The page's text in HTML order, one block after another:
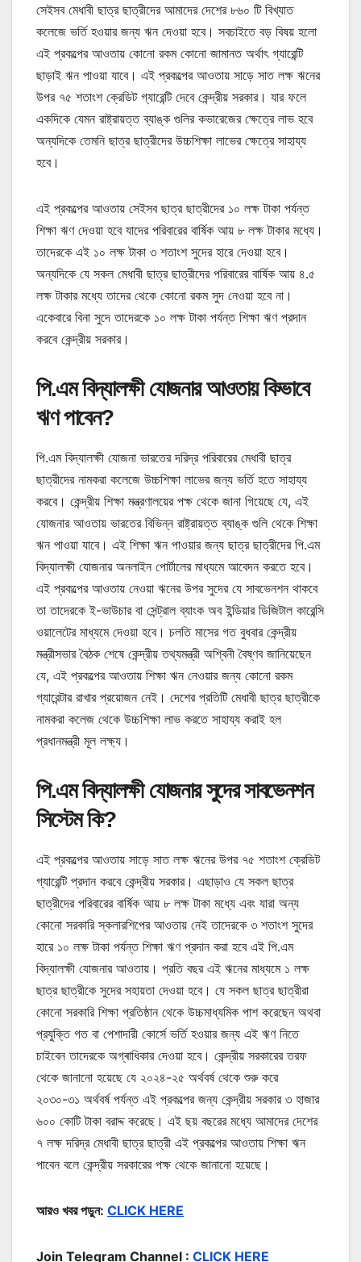
সেইসব মেধাবী ছাত্র ছাত্রীদের আমাদের দেশের ৮৬০ টি বিখ্যাত
কলেজে ভর্তি হওয়ার জন্য ঋন দেওয়া হবে। সবচাইতে বড় বিষয় হলো
এই প্রকল্পের আওতায় কোনো রকম কোনো জামানত অর্থাৎ গ্যারেন্টি
ছাড়াই ঋন পাওয়া যাবে। এই প্রকল্পের আওতায় সাড়ে সাত লক্ষ ঋনের
উপর ৭৫ শতাংশ ক্রেডিট গ্যারেন্টি দেবে কেন্দ্রীয় সরকার। যার ফলে
একদিকে যেমন রাষ্ট্রায়ত্ত ব্যাঙ্ক গুলির কভারেজের ক্ষেত্রে লাভ হবে
অন্যদিকে তেমনি ছাত্র ছাত্রীদের উচ্চশিক্ষা লাভের ক্ষেত্রে সাহায্য
হবে।
এই প্রকল্পের আওতায় সেইসব ছাত্র ছাত্রীদের ১০ লক্ষ টাকা পর্যন্ত
শিক্ষা ঋণ দেওয়া হবে যাদের পরিবারের বার্ষিক আয় ৮ লক্ষ টাকার মধ্যে।
তাদেরকে এই ১০ লক্ষ টাকা ৩ শতাংশ সুদের হারে দেওয়া হবে।
অন্যদিকে যে সকল মেধাবী ছাত্র ছাত্রীদের পরিবারের বার্ষিক আয় ৪.৫
লক্ষ টাকার মধ্যে তাদের থেকে কোনো রকম সুদ নেওয়া হবে না।
একেবারে বিনা সুদে তাদেরকে ১০ লক্ষ টাকা পর্যন্ত শিক্ষা ঋণ প্রদান
করবে কেন্দ্রীয় সরকার।
পি.এম বিদ্যালক্ষী যোজনার আওতায় কিভাবে
ঋণ পাবেন?
পি.এম বিদ্যালক্ষী যোজনা ভারতের দরিদ্র পরিবারের মেধাবী ছাত্র
ছাত্রীদের নামকরা কলেজে উচ্চশিক্ষা লাভের জন্য ভর্তি হতে সাহায্য
করবে। কেন্দ্রীয় শিক্ষা মন্ত্রণালয়ের পক্ষ থেকে জানা গিয়েছে যে, এই
যোজনার আওতায় ভারতের বিভিন্ন রাষ্ট্রায়ত্ত ব্যাঙ্ক গুলি থেকে শিক্ষা
ঋন পাওয়া যাবে। এই শিক্ষা ঋন পাওয়ার জন্য ছাত্র ছাত্রীদের পি.এম
বিদ্যালক্ষী যোজনার অনলাইন পোর্টালের মাধ্যমে আবেদন করতে হবে।
এই প্রকল্পের আওতায় নেওয়া ঋনের উপর সুদের যে সাবভেনশন থাকবে
তা তাদেরকে ই-ভাউচার বা সেন্ট্রাল ব্যাংক অব ইন্ডিয়ার ডিজিটাল কারেন্সি
ওয়ালেটের মাধ্যমে দেওয়া হবে। চলতি মাসের গত বুধবার কেন্দ্রীয়
মন্ত্রীসভার বৈঠক শেষে কেন্দ্রীয় তথ্যমন্ত্রী অশ্বিনী বৈষ্ণব জানিয়েছেন
যে, এই প্রকল্পের আওতায় শিক্ষা ঋন নেওয়ার জন্য কোনো রকম
গ্যারেন্টার রাখার প্রয়োজন নেই। দেশের প্রতিটি মেধাবী ছাত্র ছাত্রীকে
নামকরা কলেজ থেকে উচ্চশিক্ষা লাভ করতে সাহায্য করাই হল
প্রধানমন্ত্রী মূল লক্ষ্য।
পি.এম বিদ্যালক্ষী যোজনার সুদের সাবভেনশন
সিস্টেম কি?
এই প্রকল্পের আওতায় সাড়ে সাত লক্ষ ঋনের উপর ৭৫ শতাংশ ক্রেডিট
গ্যারেন্টি প্রদান করবে কেন্দ্রীয় সরকার। এছাড়াও যে সকল ছাত্র
ছাত্রীদের পরিবারের বার্ষিক আয় ৮ লক্ষ টাকা মধ্যে এবং যারা অন্য
কোনো সরকারি স্কলারশিপের আওতায় নেই তাদেরকে ৩ শতাংশ সুদের
হারে ১০ লক্ষ টাকা পর্যন্ত শিক্ষা ঋণ প্রদান করা হবে এই পি.এম
বিদ্যালক্ষী যোজনার আওতায়। প্রতি বছর এই ঋনের মাধ্যমে ১ লক্ষ
ছাত্র ছাত্রীকে সুদের সহায়তা দেওয়া হবে। যে সকল ছাত্র ছাত্রীরা
কোনো সরকারি শিক্ষা প্রতিষ্ঠান থেকে উচ্চমাধ্যমিক পাশ করেছেন অথবা
প্রযুক্তি গত বা পেশাদারী কোর্সে ভর্তি হওয়ার জন্য এই ঋণ নিতে
চাইবেন তাদেরকে অগ্ৰাধিকার দেওয়া হবে। কেন্দ্রীয় সরকারের তরফ
থেকে জানানো হয়েছে যে ২০২৪-২৫ অর্থবর্ষ থেকে শুরু করে
২০৩০-৩১ অর্থবর্ষ পর্যন্ত এই প্রকল্পের জন্য কেন্দ্রীয় সরকার ৩ হাজার
৬০০ কোটি টাকা বরাদ্দ করেছে। এই ছয় বছরের মধ্যে আমাদের দেশের
৭ লক্ষ দরিদ্র মেধাবী ছাত্র ছাত্রী এই প্রকল্পের আওতায় শিক্ষা ঋন
পাবেন বলে কেন্দ্রীয় সরকারের পক্ষ থেকে জানানো হয়েছে।
আরও খবর পড়ুন: CLICK HERE
Join Telegram Channel : CLICK HERE